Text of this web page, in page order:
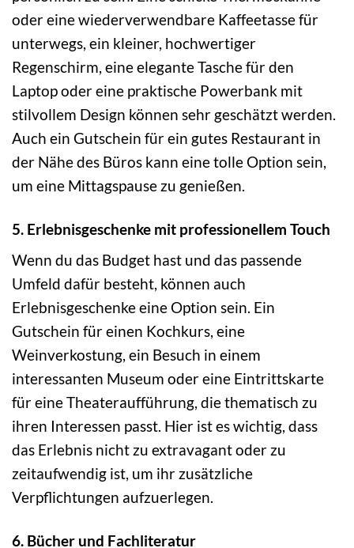
oder eine wiederverwendbare Kaffeetasse für
unterwegs, ein kleiner, hochwertiger
Regenschirm, eine elegante Tasche für den
Laptop oder eine praktische Powerbank mit
stilvollem Design können sehr geschätzt werden.
Auch ein Gutschein für ein gutes Restaurant in
der Nähe des Büros kann eine tolle Option sein,
um eine Mittagspause zu genießen.
5. Erlebnisgeschenke mit professionellem Touch
Wenn du das Budget hast und das passende
Umfeld dafür besteht, können auch
Erlebnisgeschenke eine Option sein. Ein
Gutschein für einen Kochkurs, eine
Weinverkostung, ein Besuch in einem
interessanten Museum oder eine Eintrittskarte
für eine Theateraufführung, die thematisch zu
ihren Interessen passt. Hier ist es wichtig, dass
das Erlebnis nicht zu extravagant oder zu
zeitaufwendig ist, um ihr zusätzliche
Verpflichtungen aufzuerlegen.
6. Bücher und Fachliteratur